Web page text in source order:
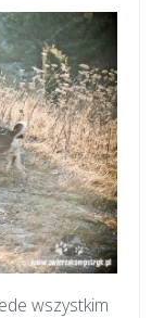
wszystkim